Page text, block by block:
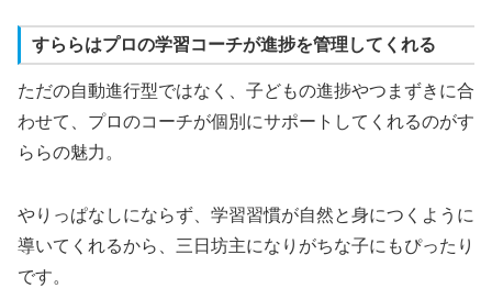
すららはプロの学習コーチが進捗を管理してくれる
ただの自動進行型ではなく、子どもの進捗やつまずきに合
わせて、プロのコーチが個別にサポートしてくれるのがす
ららの魅力。
やりっぱなしにならず、学習習慣が自然と身につくように
導いてくれるから、三日坊主になりがちな子にもぴったり
です。